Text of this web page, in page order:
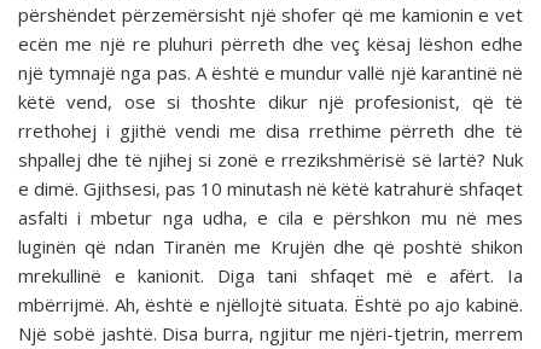
përshëndet përzemërsisht një shofer që me kamionin e vet
ecën me një re pluhuri përreth dhe veç kësaj lëshon edhe
një tymnajë nga pas. A është e mundur vallë një karantinë në
këtë vend, ose si thoshte dikur një profesionist, që të
rrethohej i gjithë vendi me disa rrethime përreth dhe të
shpallej dhe të njihej si zonë e rrezikshmërisë së lartë? Nuk
e dimë. Gjithsesi, pas 10 minutash në këtë katrahurë shfaqet
asfalti i mbetur nga udha, e cila e përshkon mu në mes
luginën që ndan Tiranën me Krujën dhe që poshtë shikon
mrekullinë e kanionit. Diga tani shfaqet më e afërt. Ia
mbërrijmë. Ah, është e njëllojtë situata. Është po ajo kabinë.
Një sobë jashtë. Disa burra, ngjitur me njëri-tjetrin, merrem